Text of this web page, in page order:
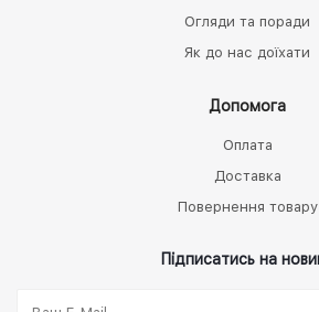
Огляди та поради
Як до нас доїхати
Допомога
Оплата
Доставка
Повернення товару
Підписатись на